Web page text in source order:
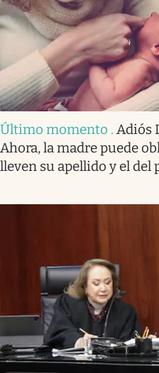
Último momento . Adiós
Ahora, la madre puede
lleven su apellido y el del